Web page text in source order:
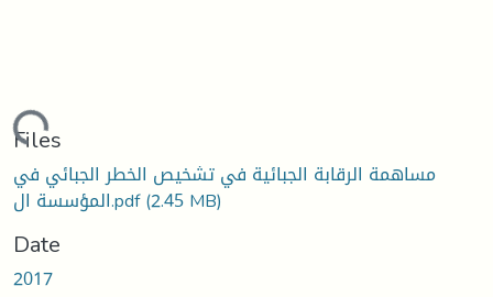
Loading...
Files
مساهمة الرقابة الجبائية في تشخيص الخطر الجبائي في
المؤسسة ال.pdf(2.45 MB)
Date
2017